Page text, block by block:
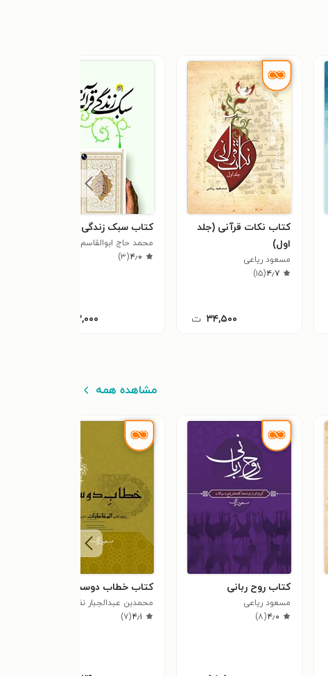
کتاب نکات قرآنی (جلد
اول)
مسعود ریاعی
۴٫۷(۱۵)
۳۴,۵۰۰ ت
کتاب سبک زندگی قرآنی
محمد حاج ابوالقاسم
۴٫۰(۳)
۸۳,۰۰۰
مشاهده همه
کتاب روح ربانی
مسعود ریاعی
۴٫۰(۸)
کتاب خطاب دوست
محمدبن عبدالجبار نفری
۴٫۱(۷)